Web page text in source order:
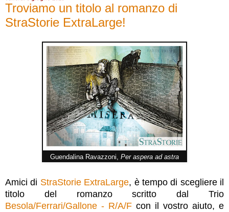
Troviamo un titolo al romanzo di
StraStorie ExtraLarge!
Guendalina Ravazzoni, Per aspera ad astra
Amici di StraStorie ExtraLarge, è tempo di scegliere il
titolo del romanzo scritto dal Trio
Besola/Ferrari/Gallone - R/A/F con il vostro aiuto, e